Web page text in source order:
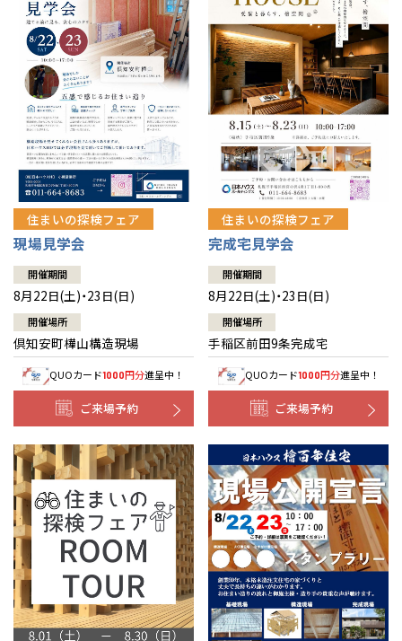
住まいの探検フェア
現場見学会
開催期間
8月22日(土)・23日(日)
開催場所
倶知安町樺山構造現場
QUOカード1000円分進呈中！
ご来場予約
住まいの探検フェア
完成宅見学会
開催期間
8月22日(土)・23日(日)
開催場所
手稲区前田9条完成宅
QUOカード1000円分進呈中！
ご来場予約
全国の展示場
北海道
札幌
道央
道北
道南
道東
東北
青森
秋田
岩手
山形
宮城
福島
甲信越・北陸
新潟
山梨
長野
富山
石川
福井
関東
東京
神奈川
埼玉
千葉
茨城
栃木
群馬
東海
愛知
岐阜
静岡
三重
近畿
大阪
京都
兵庫
奈良
滋賀
和歌山
中国・四国
岡山
香川
愛媛
鳥取
島根
広島
九州
福岡
佐賀
熊本
大分
宮崎
分譲マンション
※現住所のある都道府県以外の建築予定地の方でも現住所の有るお近
くの展示場又は店舗にお問合せください。移住の計画の方もご相談対
応します。お気軽にご相談ください。
お近くのイベント
北海道
札幌
札幌
小樽
道央
苫小牧千歳
小樽
道北
道南
道東
釧路
東北
青森県
八戸
青森
秋田県
秋田
岩手県
山形県
宮城県
仙台
福島県
会津
甲信越・北陸
新潟県
長岡
山梨県
長野県
富山県
富山
石川県
福井県
福井
関東
東京都
神奈川県
相模
埼玉県
埼玉
千葉県
千葉
柏
茨城県
水戸
栃木県
宇都宮
小山
群馬県
群馬
伊勢崎
東海
愛知県
岐阜県
岐阜
静岡県
三重県
四日市
近畿
大阪府
大阪
京都府
京都
兵庫県
姫路
奈良県
奈良
中国・四国
岡山県
岡山
愛媛県
松山
九州
福岡県
福岡
佐賀県
佐賀
熊本県
熊本
大分県
大分
宮崎県
宮崎
鹿児島県
鹿児島